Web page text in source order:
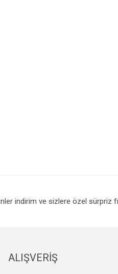
indirim ve sizlere özel sürpriz
ALIŞVERİŞ